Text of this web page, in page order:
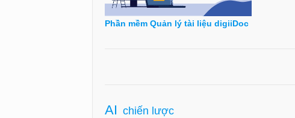
Phần mềm Quản lý tài liệu digiiDoc
AI chiến lược